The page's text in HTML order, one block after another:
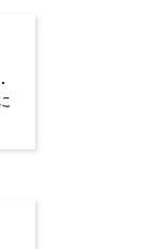
場あり…